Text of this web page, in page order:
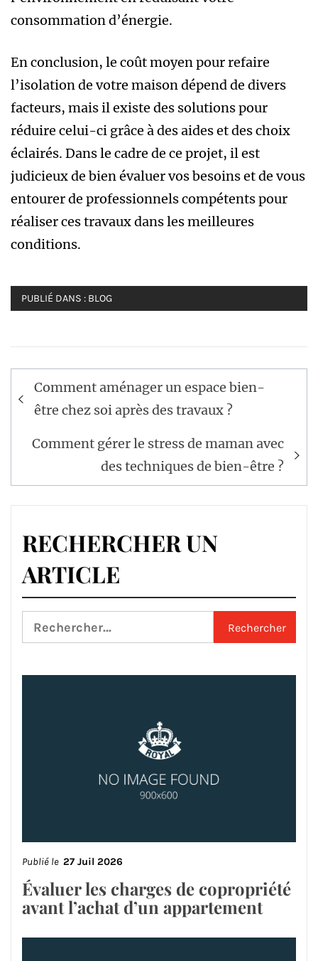
consommation d’énergie.
En conclusion, le coût moyen pour refaire
l’isolation de votre maison dépend de divers
facteurs, mais il existe des solutions pour
réduire celui-ci grâce à des aides et des choix
éclairés. Dans le cadre de ce projet, il est
judicieux de bien évaluer vos besoins et de vous
entourer de professionnels compétents pour
réaliser ces travaux dans les meilleures
conditions.
PUBLIÉ DANS : BLOG
Navigation
de
Comment aménager un espace bien-
être chez soi après des travaux ?
Comment gérer le stress de maman avec
des techniques de bien-être ?
RECHERCHER UN
ARTICLE
Rechercher :
Publié le 27 Juil 2026
Évaluer les charges de copropriété
avant l’achat d’un appartement